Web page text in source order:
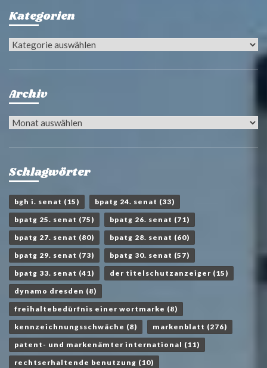
Kategorien
Kategorien
Archiv
Archiv
Schlagwörter
bgh i. senat (15) bpatg 24. senat (33)
bpatg 25. senat (75) bpatg 26. senat (71)
bpatg 27. senat (80) bpatg 28. senat (60)
bpatg 29. senat (73) bpatg 30. senat (57)
bpatg 33. senat (41) der titelschutzanzeiger (15)
dynamo dresden (8)
freihaltebedürfnis einer wortmarke (8)
kennzeichnungsschwäche (8) markenblatt (276)
patent- und markenämter international (11)
rechtserhaltende benutzung (10)